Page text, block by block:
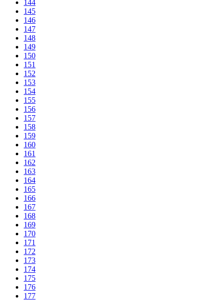
144
145
146
147
148
149
150
151
152
153
154
155
156
157
158
159
160
161
162
163
164
165
166
167
168
169
170
171
172
173
174
175
176
177